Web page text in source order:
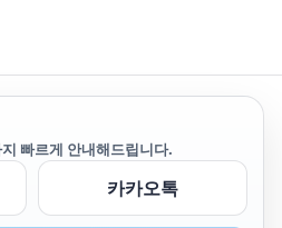
지 빠르게 안내해드립니다.
카카오톡